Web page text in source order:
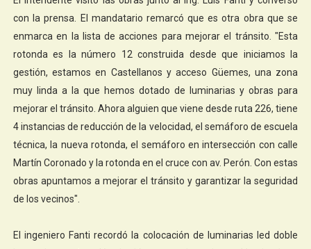
con la prensa. El mandatario remarcó que es otra obra que se
enmarca en la lista de acciones para mejorar el tránsito. "Esta
rotonda es la número 12 construida desde que iniciamos la
gestión, estamos en Castellanos y acceso Güemes, una zona
muy linda a la que hemos dotado de luminarias y obras para
mejorar el tránsito. Ahora alguien que viene desde ruta 226, tiene
4 instancias de reducción de la velocidad, el semáforo de escuela
técnica, la nueva rotonda, el semáforo en intersección con calle
Martín Coronado y la rotonda en el cruce con av. Perón. Con estas
obras apuntamos a mejorar el tránsito y garantizar la seguridad
de los vecinos".
El ingeniero Fanti recordó la colocación de luminarias led doble